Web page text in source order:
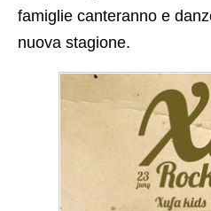
famiglie canteranno e
nuova stagione.